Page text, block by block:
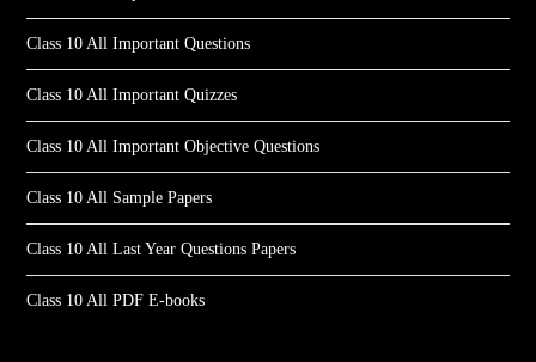
Class 10 All Important Questions
Class 10 All Important Quizzes
Class 10 All Important Objective Questions
Class 10 All Sample Papers
Class 10 All Last Year Questions Papers
Class 10 All PDF E-books